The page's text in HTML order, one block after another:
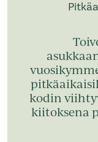
kodin
kiitoksena